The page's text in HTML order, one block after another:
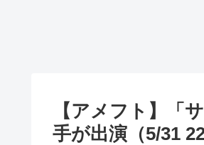
【アメフト】「
手が出演（5/31